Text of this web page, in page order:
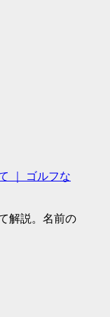
｜ ゴルフな
解説。名前の